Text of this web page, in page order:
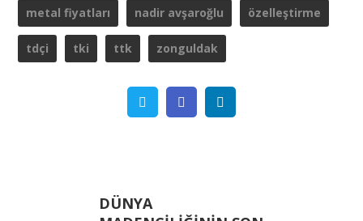
metal fiyatları nadir avşaroğlu özelleştirme
tdçi̇ tki ttk zonguldak
Twitter Facebook
DÜNYA